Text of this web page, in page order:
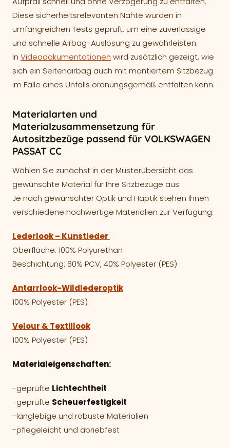
Diese sicherheitsrelevanten Nähte wurden in
umfangreichen Tests geprüft, um eine zuverlässige
und schnelle Airbag-Auslösung zu gewährleisten.
In Videodokumentationen wird zusätzlich gezeigt, wie
sich ein Seitenairbag auch mit montiertem Sitzbezug
im Falle eines Unfalls ordnungsgemäß entfalten kann.
Materialarten und
Materialzusammensetzung für
Autositzbezüge passend für VOLKSWAGEN
PASSAT CC
Wählen Sie zunächst in der Musterübersicht das
gewünschte Material für Ihre Sitzbezüge aus.
Je nach gewünschter Optik und Haptik stehen Ihnen
verschiedene hochwertige Materialien zur Verfügung:
Lederlook – Kunstleder
Oberfläche: 100% Polyurethan
Beschichtung: 60% PCV, 40% Polyester (PES)
Antarrlook-Wildlederoptik
100% Polyester (PES)
Velour & Textillook
100% Polyester (PES)
Materialeigenschaften:
-geprüfte Lichtechtheit
-geprüfte Scheuerfestigkeit
-langlebige und robuste Materialien
-pflegeleicht und abriebfest